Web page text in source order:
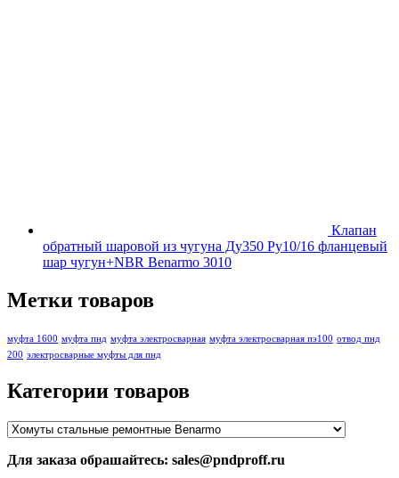
Клапан
обратный шаровой из чугуна Ду350 Ру10/16 фланцевый
шар чугун+NBR Benarmo 3010
Метки товаров
муфта 1600 муфта пнд муфта электросварная муфта электросварная пэ100 отвод пнд
200 электросварные муфты для пнд
Категории товаров
Для заказа обрашайтесь: sales@pndproff.ru